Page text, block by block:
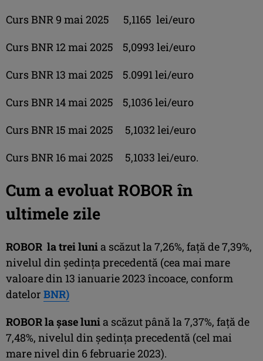
Curs BNR 9 mai 2025 5,1165 lei/euro
Curs BNR 12 mai 2025 5,0993 lei/euro
Curs BNR 13 mai 2025 5.0991 lei/euro
Curs BNR 14 mai 2025 5,1036 lei/euro
Curs BNR 15 mai 2025 5,1032 lei/euro
Curs BNR 16 mai 2025 5,1033 lei/euro.
Cum a evoluat ROBOR în
ultimele zile
ROBOR la trei lunia scăzut la 7,26%, faţă de 7,39%,
nivelul din şedinţa precedentă (cea mai mare
valoare din 13 ianuarie 2023 încoace, conform
datelor BNR)
ROBOR la şase lunia scăzut până la 7,37%, faţă de
7,48%, nivelul din şedinţa precedentă (cel mai
mare nivel din 6 februarie 2023).